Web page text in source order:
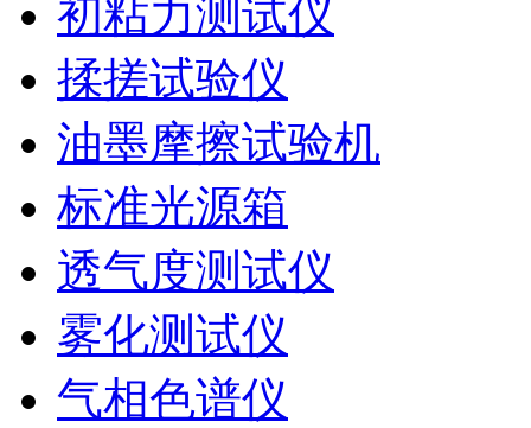
初粘力测试仪
揉搓试验仪
油墨摩擦试验机
标准光源箱
透气度测试仪
雾化测试仪
气相色谱仪